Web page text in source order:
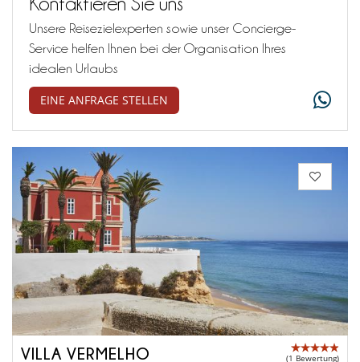
Unsere Reisezielexperten sowie unser Concierge-
Service helfen Ihnen bei der Organisation Ihres
idealen Urlaubs
EINE ANFRAGE STELLEN
VILLA VERMELHO (1 Bewertung)